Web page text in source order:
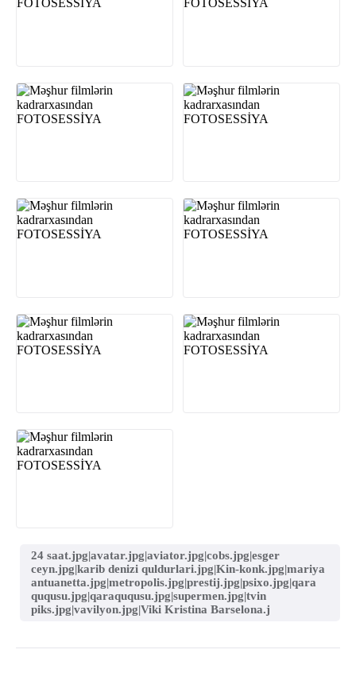
24 saat.jpg|avatar.jpg|aviator.jpg|cobs.jpg|esger
ceyn.jpg|karib denizi quldurlari.jpg|Kin-konk.jpg|mariya
antuanetta.jpg|metropolis.jpg|prestij.jpg|psixo.jpg|qara
ququsu.jpg|qaraququsu.jpg|supermen.jpg|tvin
piks.jpg|vavilyon.jpg|Viki Kristina Barselona.j